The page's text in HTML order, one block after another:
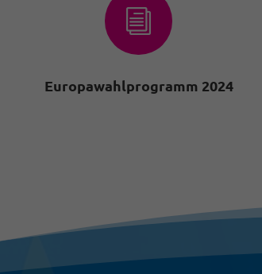
i
Europawahlprogramm 2024